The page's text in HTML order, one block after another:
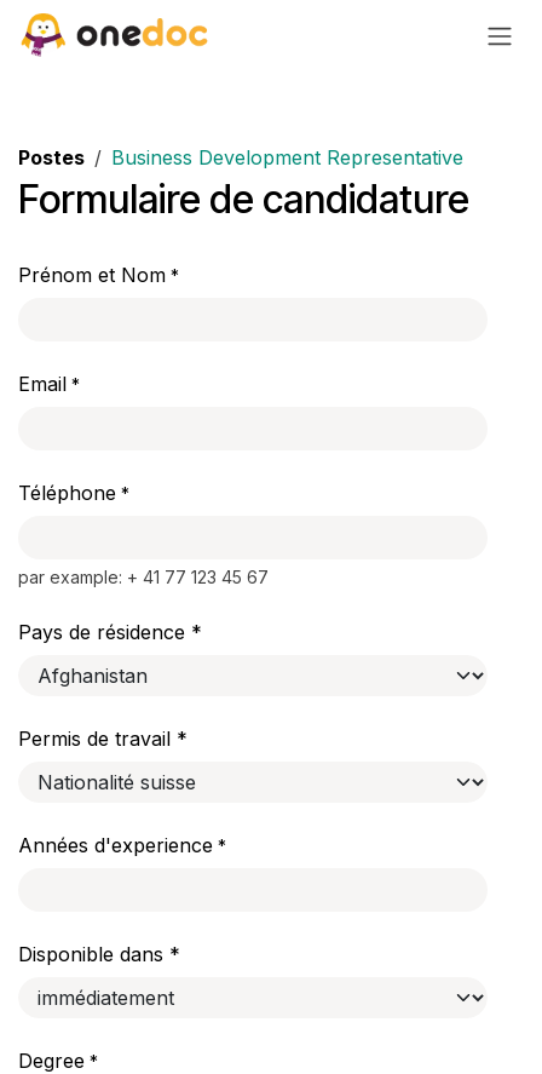
Se rendre au contenu
Postes Business Development Representative
Formulaire de candidature
Prénom et Nom *
Email *
Téléphone *
par example: + 41 77 123 45 67
Pays de résidence *
Permis de travail *
Années d'experience *
Disponible dans *
Degree *